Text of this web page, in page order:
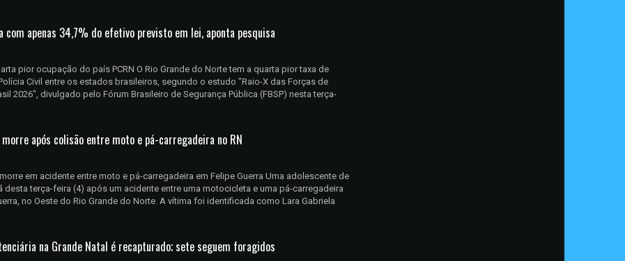
com apenas 34,7% do efetivo previsto em lei, aponta pesquisa
pior ocupação do país PCRN O Rio Grande do Norte tem a quarta pior taxa de
Civil entre os estados brasileiros, segundo o estudo "Raio-X das Forças de
2026", divulgado pelo Fórum Brasileiro de Segurança Pública (FBSP) nesta terça-
após colisão entre moto e pá-carregadeira no RN
em acidente entre moto e pá-carregadeira em Felipe Guerra Uma adolescente de
desta terça-feira (4) após um acidente entre uma motocicleta e uma pá-carregadeira
no Oeste do Rio Grande do Norte. A vítima foi identificada como Lara Gabriela
na Grande Natal é recapturado; sete seguem foragidos